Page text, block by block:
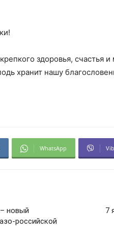
здоровья, счастья
хранит нашу
WhatsApp
новый
российской
7